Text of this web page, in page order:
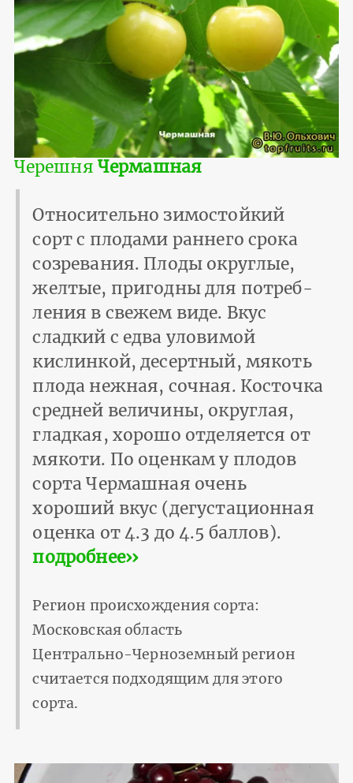
Черешня Чермашная
Относительно зимостойкий
сорт с плодами раннего срока
созревания. Плоды округлые,
желтые, пригодны для потреб­
ления в свежем виде. Вкус
сладкий с едва уловимой
кислинкой, десерт­ный, мякоть
плода нежная, сочная. Косточка
средней величины, округлая,
гладкая, хорошо отделяется от
мякоти. По оценкам у плодов
сорта Чермашная очень
хороший вкус (дегустационная
оценка от 4.3 до 4.5 баллов).
подробнее››
Регион происхождения сорта:
Московская область
Центрально-Черноземный регион
считается подходящим для этого
сорта.